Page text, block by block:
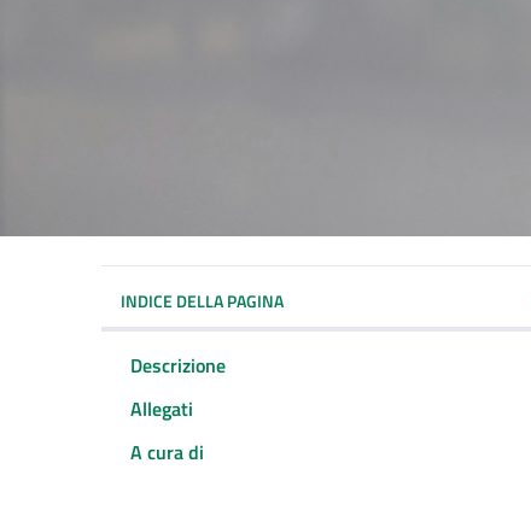
INDICE DELLA PAGINA
Descrizione
Allegati
A cura di